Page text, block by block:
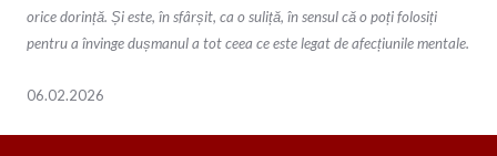
orice dorință. Și este, în sfârșit, ca o suliță, în sensul că o poți folosiți
pentru a învinge dușmanul a tot ceea ce este legat de afecțiunile mentale.
06.02.2026